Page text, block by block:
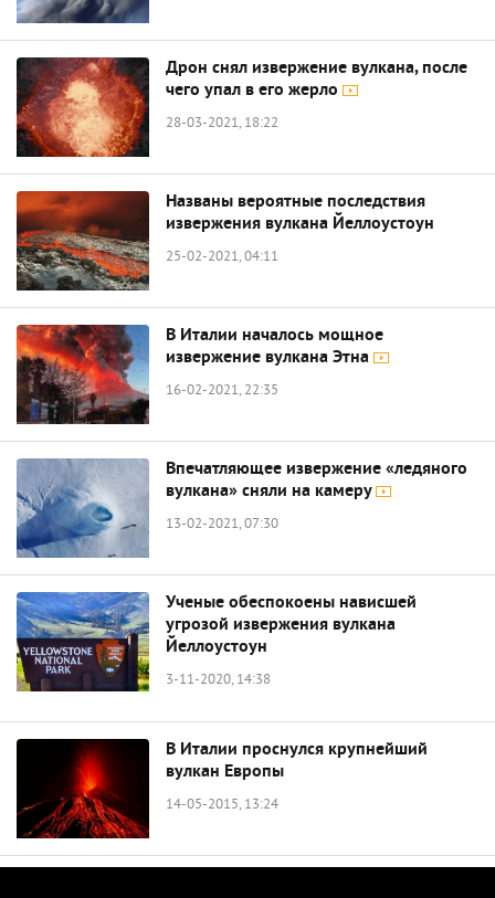
Дрон снял извержение вулкана, после
чего упал в его жерло
28-03-2021, 18:22
Названы вероятные последствия
извержения вулкана Йеллоустоун
25-02-2021, 04:11
В Италии началось мощное
извержение вулкана Этна
16-02-2021, 22:35
Впечатляющее извержение «ледяного
вулкана» сняли на камеру
13-02-2021, 07:30
Ученые обеспокоены нависшей
угрозой извержения вулкана
Йеллоустоун
3-11-2020, 14:38
В Италии проснулся крупнейший
вулкан Европы
14-05-2015, 13:24